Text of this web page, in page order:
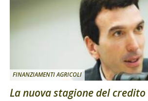
FINANZIAMENTI AGRICOLI
La nuova stagione del